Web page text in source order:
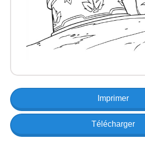
Imprimer
Télécharger